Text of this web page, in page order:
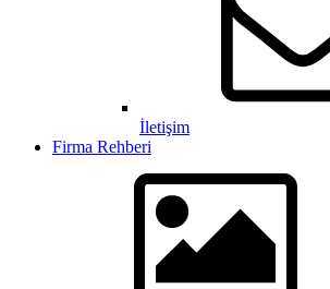
İletişim
Firma Rehberi